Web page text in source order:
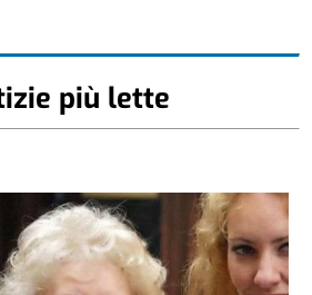
più lette